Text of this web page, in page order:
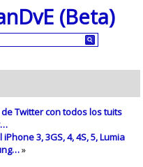
(Beta)
Twitter con todos los tuits
3, 3GS, 4, 4S, 5, Lumia
»